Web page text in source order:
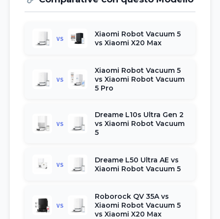
VS
Xiaomi Robot Vacuum 5
vs Xiaomi X20 Max
VS
Xiaomi Robot Vacuum 5
vs Xiaomi Robot Vacuum
5 Pro
VS
Dreame L10s Ultra Gen 2
vs Xiaomi Robot Vacuum
5
VS
Dreame L50 Ultra AE vs
Xiaomi Robot Vacuum 5
VS
Roborock QV 35A vs
Xiaomi Robot Vacuum 5
vs Xiaomi X20 Max